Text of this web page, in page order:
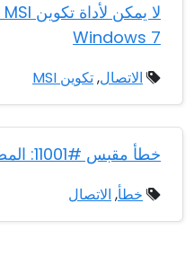
Windows 7
الاتصال,تكوين MSI
خطأ مقبس #11001: المضيف غير موجود
خطأ, الاتصال